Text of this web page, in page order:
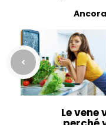
Le vene